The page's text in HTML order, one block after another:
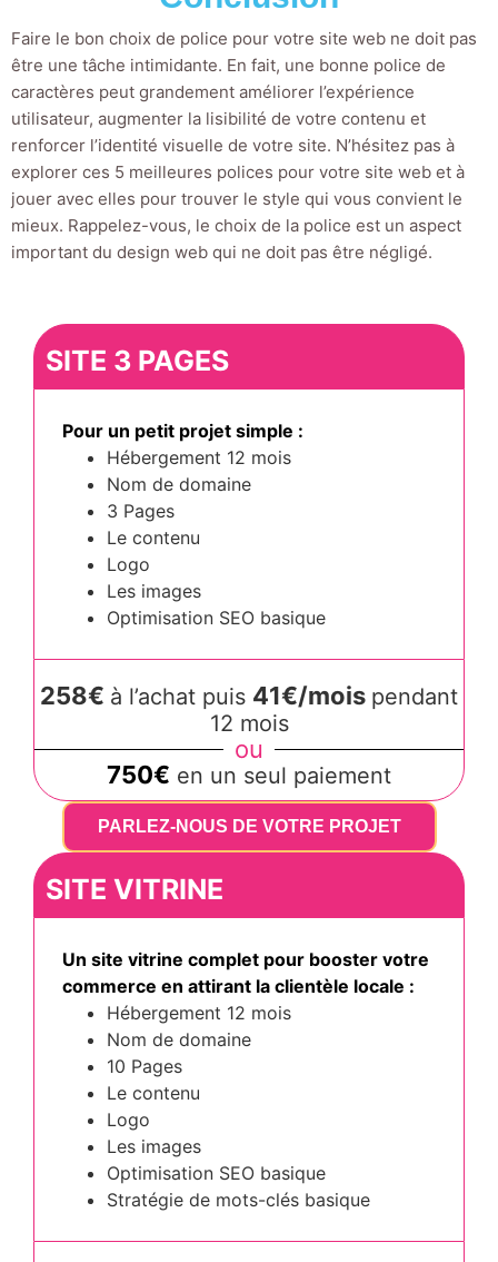
Faire le bon choix de police pour votre site web ne doit pas
être une tâche intimidante. En fait, une bonne police de
caractères peut grandement améliorer l’expérience
utilisateur, augmenter la lisibilité de votre contenu et
renforcer l’identité visuelle de votre site. N’hésitez pas à
explorer ces 5 meilleures polices pour votre site web et à
jouer avec elles pour trouver le style qui vous convient le
mieux. Rappelez-vous, le choix de la police est un aspect
important du design web qui ne doit pas être négligé.
SITE 3 PAGES
Pour un petit projet simple :
Hébergement 12 mois
Nom de domaine
3 Pages
Le contenu
Logo
Les images
Optimisation SEO basique
258€ à l’achat puis 41€/mois pendant
12 mois
ou
750€ en un seul paiement
PARLEZ-NOUS DE VOTRE PROJET
SITE VITRINE
Un site vitrine complet pour booster votre
commerce en attirant la clientèle locale :
Hébergement 12 mois
Nom de domaine
10 Pages
Le contenu
Logo
Les images
Optimisation SEO basique
Stratégie de mots-clés basique